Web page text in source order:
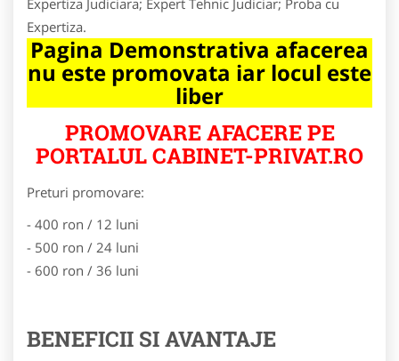
Expertiza.
Pagina Demonstrativa afacerea
nu este promovata iar locul este
liber
PROMOVARE AFACERE PE
PORTALUL CABINET-PRIVAT.RO
Preturi promovare:
- 400 ron / 12 luni
- 500 ron / 24 luni
- 600 ron / 36 luni
BENEFICII SI AVANTAJE